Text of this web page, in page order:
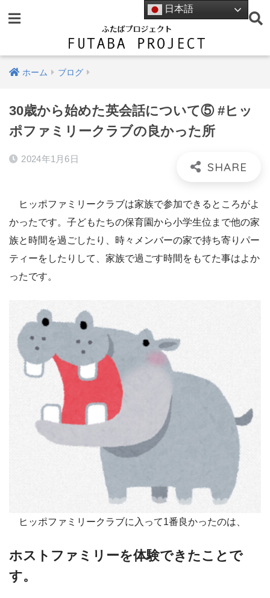
ホーム ブログ
30歳から始めた英会話について⑤ #ヒッ
ポファミリークラブの良かった所
2024年1月6日
ヒッポファミリークラブは家族で参加できるところがよ
かったです。子どもたちの保育園から小学生位まで他の家
族と時間を過ごしたり、時々メンバーの家で持ち寄りパー
ティーをしたりして、家族で過ごす時間をもてた事はよか
ったです。
ヒッポファミリークラブに入って1番良かったのは、
ホストファミリーを体験できたことで
す。
日本語